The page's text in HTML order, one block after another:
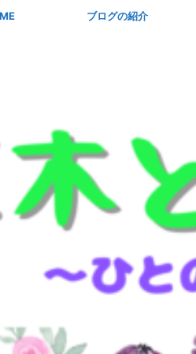
ブログの紹介